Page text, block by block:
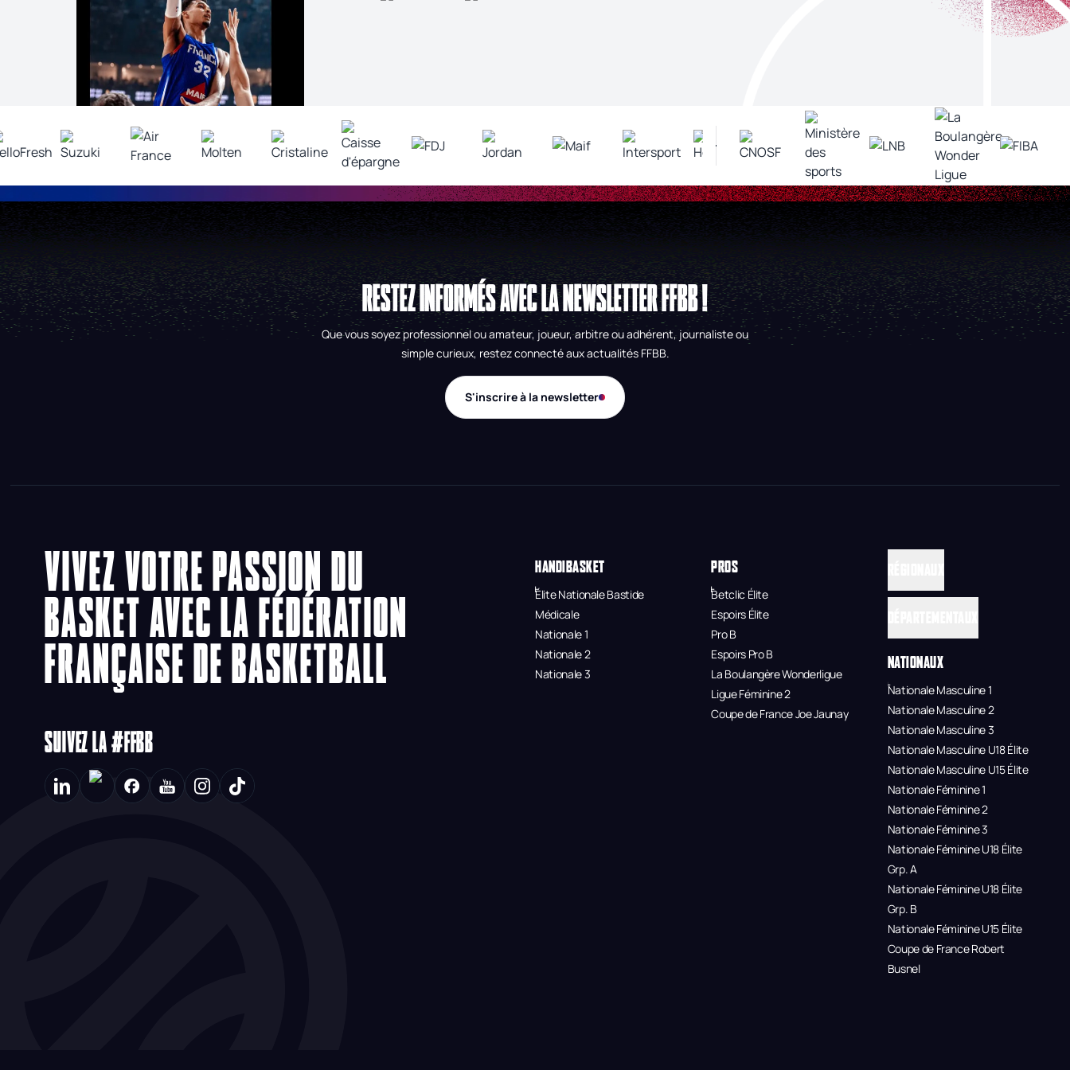
RESTEZ INFORMÉS AVEC LA NEWSLETTER FFBB !
Que vous soyez professionnel ou amateur, joueur, arbitre ou adhérent, journaliste ou
simple curieux, restez connecté aux actualités FFBB.
S'inscrire à la newsletter
VIVEZ VOTRE PASSION DU
BASKET AVEC LA FÉDÉRATION
FRANÇAISE DE BASKETBALL
SUIVEZ LA #FFBB
HANDIBASKET
Élite Nationale Bastide
Médicale
Nationale 1
Nationale 2
Nationale 3
PROS
Betclic Élite
Espoirs Élite
Pro B
Espoirs Pro B
La Boulangère Wonderligue
Ligue Féminine 2
Coupe de France Joe Jaunay
NATIONAUX
Nationale Masculine 1
Nationale Masculine 2
Nationale Masculine 3
Nationale Masculine U18 Élite
Nationale Masculine U15 Élite
Nationale Féminine 1
Nationale Féminine 2
Nationale Féminine 3
Nationale Féminine U18 Élite
Grp. A
Nationale Féminine U18 Élite
Grp. B
Nationale Féminine U15 Élite
Coupe de France Robert
Busnel